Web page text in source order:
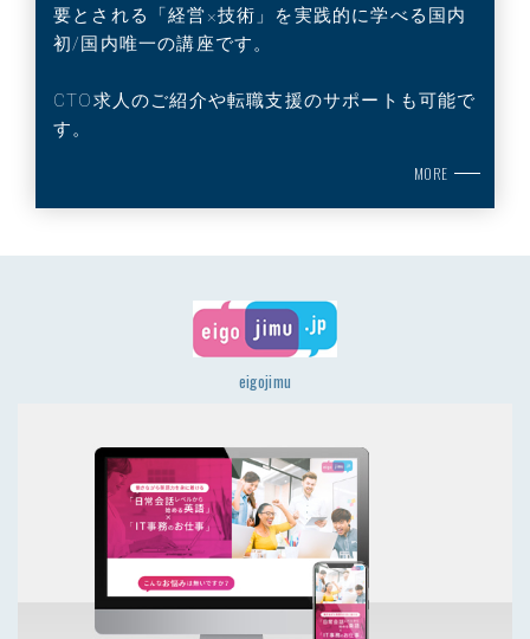
要とされる「経営×技術」を実践的に学べる国内
初/国内唯一の講座です。
CTO求人のご紹介や転職支援のサポートも可能で
す。
MORE
eigojimu